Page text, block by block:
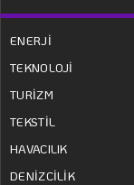
ENERJİ
TEKNOLOJİ
TURİZM
TEKSTİL
HAVACILIK
DENİZCİLİK